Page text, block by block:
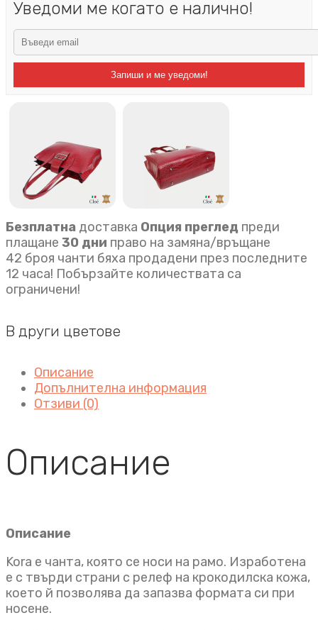
Уведоми ме когато е налично!
Запиши и ме уведоми!
Безплатна доставка Опция преглед преди
плащане 30 дни право на замяна/връщане
42 броя чанти бяха продадени през последните
12 часа! Побързайте количествата са
ограничени!
В други цветове
Описание
Допълнителна информация
Отзиви (0)
Описание
Описание
Kora e чанта, която се носи на рамо. Изработена
е с твърди страни с релеф на крокодилска кожа,
което й позволява да запазва формата си при
носене.